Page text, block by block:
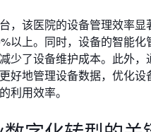
，该医院的设备管理效率显
以上。同时，设备的智能化
少了设备维护成本。此外，
好地管理设备数据，优化设
利用效率。